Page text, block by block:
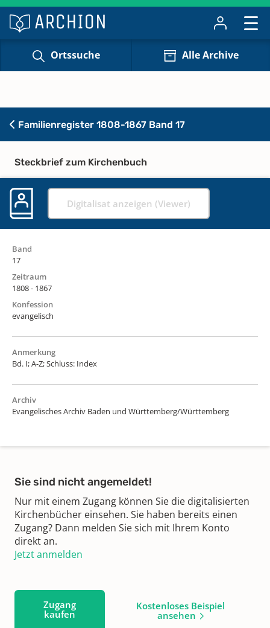
Ortssuche Alle Archive
Familienregister 1808-1867 Band 17
Steckbrief zum Kirchenbuch
Digitalisat anzeigen (Viewer)
Band
17
Zeitraum
1808 - 1867
Konfession
evangelisch
Anmerkung
Bd. I; A-Z; Schluss: Index
Archiv
Evangelisches Archiv Baden und Württemberg/Württemberg
Sie sind nicht angemeldet!
Nur mit einem Zugang können Sie die digitalisierten
Kirchenbücher einsehen. Sie haben bereits einen
Zugang? Dann melden Sie sich mit Ihrem Konto
direkt an.
Jetzt anmelden
Zugang
kaufen
Kostenloses Beispiel
ansehen